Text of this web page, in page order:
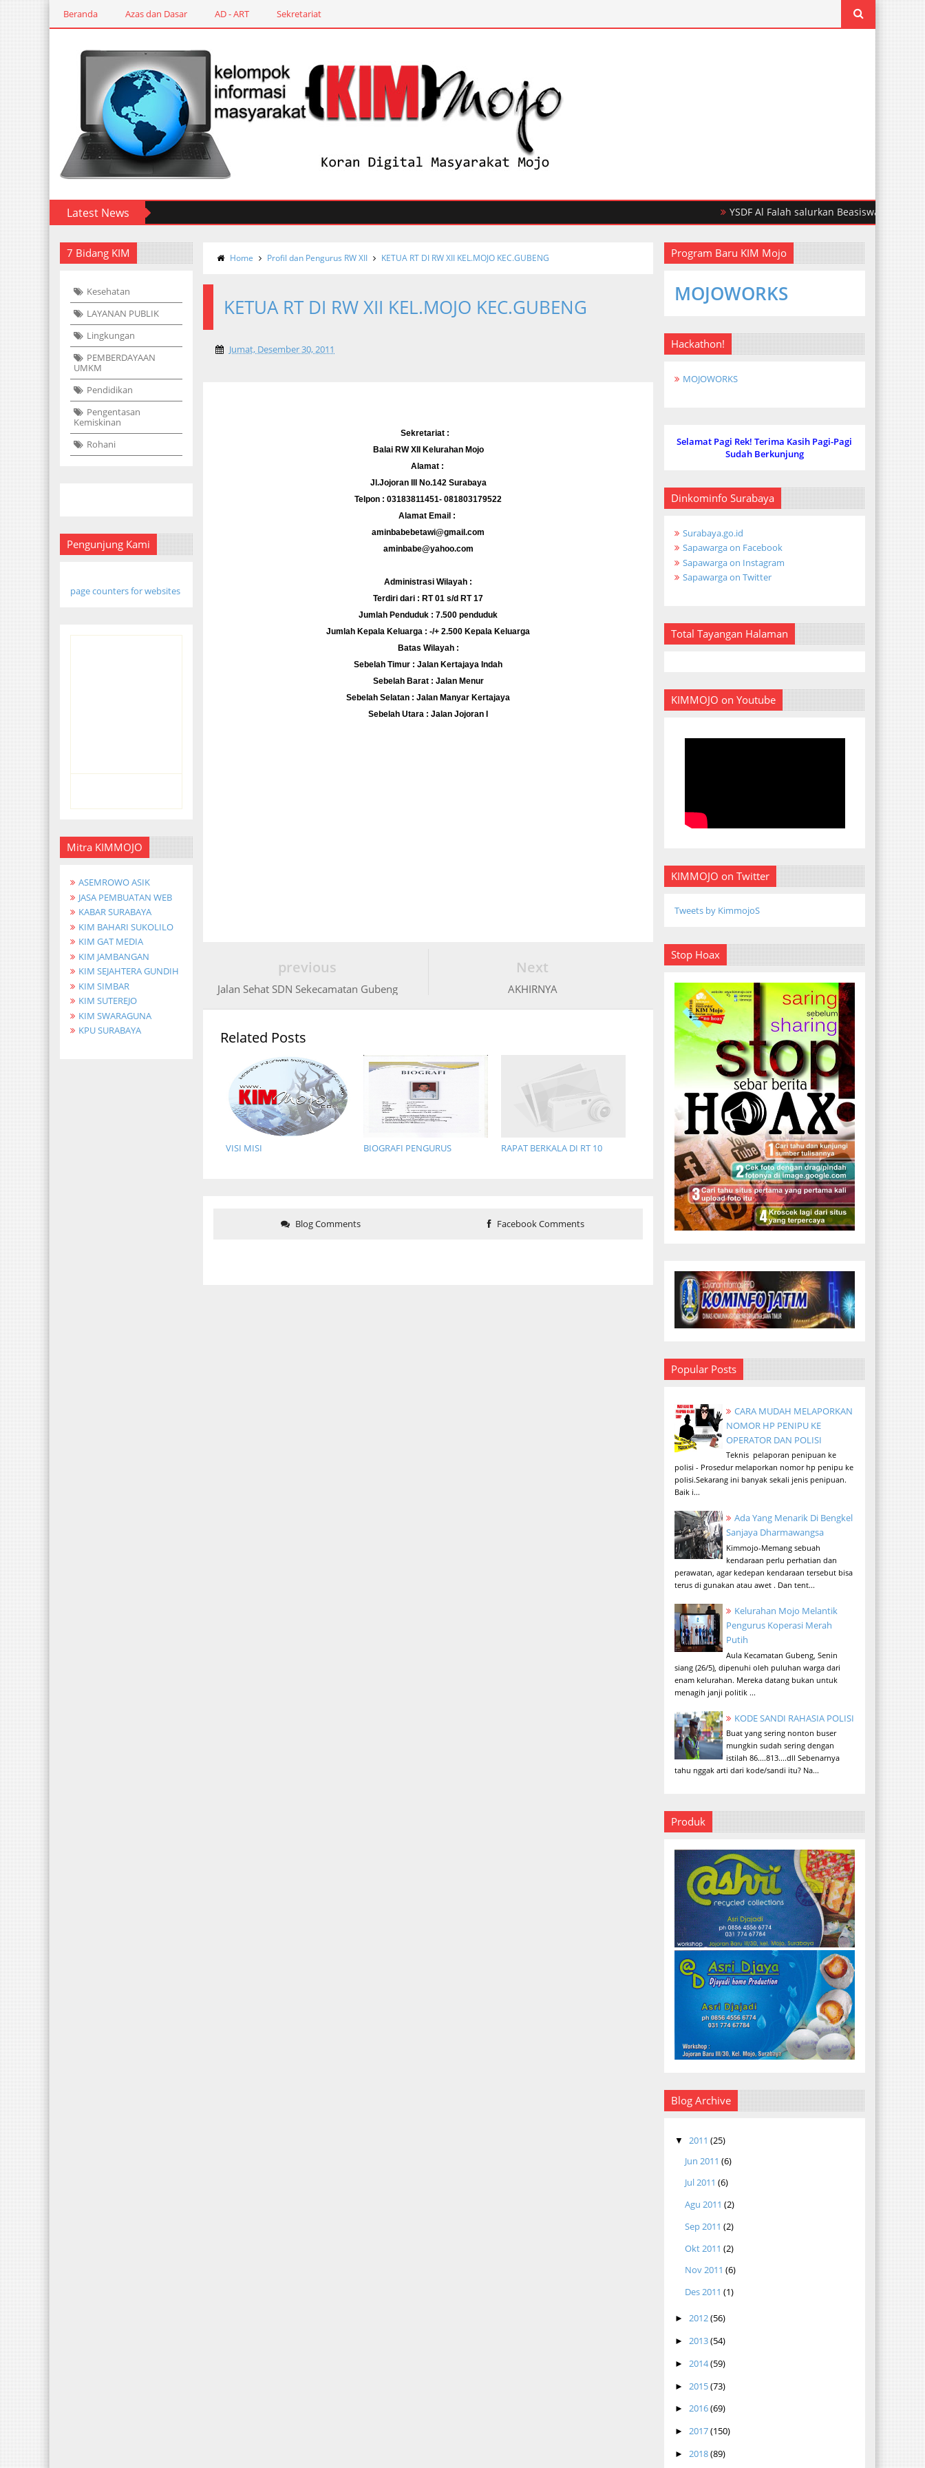
Beranda Azas dan Dasar AD - ART Sekretariat
Latest News YSDF Al Falah salurkan Beasiswa Pendidikan
7 Bidang KIM
Kesehatan
LAYANAN PUBLIK
Lingkungan
PEMBERDAYAAN
UMKM
Pendidikan
Pengentasan
Kemiskinan
Rohani
Pengunjung Kami
page counters for websites
Mitra KIMMOJO
ASEMROWO ASIK
JASA PEMBUATAN WEB
KABAR SURABAYA
KIM BAHARI SUKOLILO
KIM GAT MEDIA
KIM JAMBANGAN
KIM SEJAHTERA GUNDIH
KIM SIMBAR
KIM SUTEREJO
KIM SWARAGUNA
KPU SURABAYA
Home Profil dan Pengurus RW XII KETUA RT DI RW XII KEL.MOJO KEC.GUBENG
KETUA RT DI RW XII KEL.MOJO KEC.GUBENG
Jumat, Desember 30, 2011
Sekretariat :
Balai RW XII Kelurahan Mojo
Alamat :
Jl.Jojoran III No.142 Surabaya
Telpon : 03183811451- 081803179522
Alamat Email :
aminbabebetawi@gmail.com
aminbabe@yahoo.com
Administrasi Wilayah :
Terdiri dari : RT 01 s/d RT 17
Jumlah Penduduk : 7.500 penduduk
Jumlah Kepala Keluarga : -/+ 2.500 Kepala Keluarga
Batas Wilayah :
Sebelah Timur : Jalan Kertajaya Indah
Sebelah Barat : Jalan Menur
Sebelah Selatan : Jalan Manyar Kertajaya
Sebelah Utara : Jalan Jojoran I
Next
AKHIRNYA
previous
Jalan Sehat SDN Sekecamatan Gubeng
Related Posts
RAPAT BERKALA DI RT 10
BIOGRAFI PENGURUS
VISI MISI
Blog Comments Facebook Comments
Program Baru KIM Mojo
MOJOWORKS
Hackathon!
MOJOWORKS
Selamat Pagi Rek! Terima Kasih Pagi-Pagi
Sudah Berkunjung
Dinkominfo Surabaya
Surabaya.go.id
Sapawarga on Facebook
Sapawarga on Instagram
Sapawarga on Twitter
Total Tayangan Halaman
KIMMOJO on Youtube
KIMMOJO on Twitter
Tweets by KimmojoS
Stop Hoax
Popular Posts
CARA MUDAH MELAPORKAN
NOMOR HP PENIPU KE
OPERATOR DAN POLISI
Teknis pelaporan penipuan ke
polisi - Prosedur melaporkan nomor hp penipu ke
polisi.Sekarang ini banyak sekali jenis penipuan.
Baik i...
Ada Yang Menarik Di Bengkel
Sanjaya Dharmawangsa
Kimmojo-Memang sebuah
kendaraan perlu perhatian dan
perawatan, agar kedepan kendaraan tersebut bisa
terus di gunakan atau awet . Dan tent...
Kelurahan Mojo Melantik
Pengurus Koperasi Merah
Putih
Aula Kecamatan Gubeng, Senin
siang (26/5), dipenuhi oleh puluhan warga dari
enam kelurahan. Mereka datang bukan untuk
menagih janji politik ...
KODE SANDI RAHASIA POLISI
Buat yang sering nonton buser
mungkin sudah sering dengan
istilah 86....813....dll Sebenarnya
tahu nggak arti dari kode/sandi itu? Na...
Produk
Blog Archive
▼ 2011 (25)
Jun 2011 (6)
Jul 2011 (6)
Agu 2011 (2)
Sep 2011 (2)
Okt 2011 (2)
Nov 2011 (6)
Des 2011 (1)
► 2012(56)
► 2013(54)
► 2014(59)
► 2015(73)
► 2016(69)
► 2017(150)
► 2018(89)